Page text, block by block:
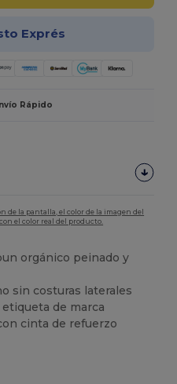
Exprés
Rápido
de la pantalla, el color de la imagen del
el color real del producto.
orgánico peinado y
sin costuras laterales
de marca
cinta de refuerzo